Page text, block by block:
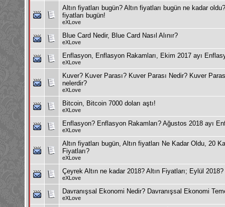
Altın fiyatları bugün? Altın fiyatları bugün ne kadar
fiyatları bugün!
eXLove
Blue Card Nedir, Blue Card Nasıl Alınır?
eXLove
Enflasyon, Enflasyon Rakamları, Ekim 2017 ayı
eXLove
Kuver? Kuver Parası? Kuver Parası Nedir? Kuver
nelerdir?
eXLove
Bitcoin, Bitcoin 7000 doları aştı!
eXLove
Enflasyon? Enflasyon Rakamları? Ağustos 2018 ayı
eXLove
Altın fiyatları bugün, Altın fiyatları Ne Kadar Oldu, 20
Fiyatları?
eXLove
Çeyrek Altın ne kadar 2018? Altın Fiyatları; Eylül
eXLove
Davranışsal Ekonomi Nedir? Davranışsal Ekonomi
eXLove